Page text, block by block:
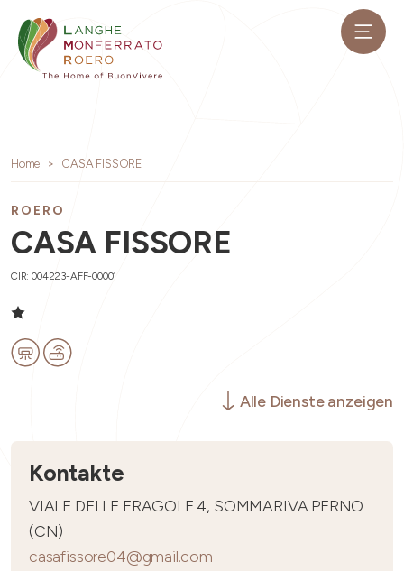
Home CASA FISSORE
ROERO
CASA FISSORE
CIR: 004223-AFF-00001
Alle Dienste anzeigen
Kontakte
VIALE DELLE FRAGOLE 4, SOMMARIVA PERNO
(CN)
casafissore04@gmail.com